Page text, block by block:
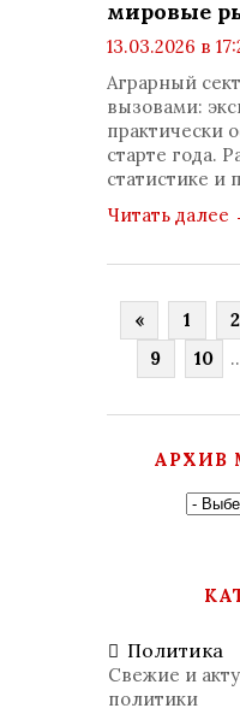
мировые
13.03.2026 в
Аграрный
вызовами:
практически
старте года.
статистике и
Читать далее
« 1 2
9
10
АРХИВ
Политика
Свежие и
политики